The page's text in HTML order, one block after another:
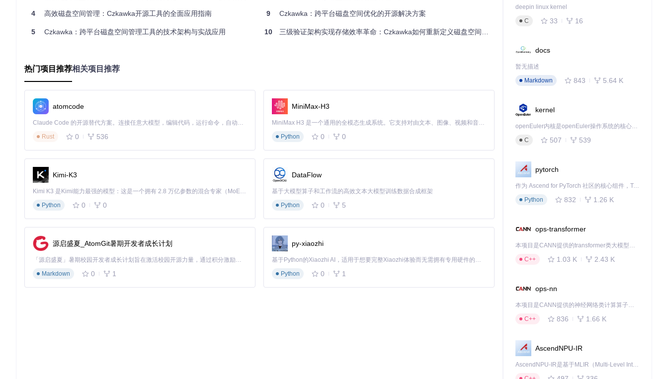
创新的"哈希级联"策略：先使用快速的xxHash进行初步筛选（速度达1.2GB/s），再对候选文件使用加密强度的Blake3算法（安全性与SHA-3相当，性能
图像领域：结合SIFT特征点检测与感知哈希，实现缩放、旋转、滤镜处理后的相似图片识别
音频领域：基于MFCC特征提取，识别不同格式、比特率的相似音乐片段
视频领域：抽取关键帧进行序列比对，识别镜头相似的视频片段
2.4 跨平台性能优化策略
技术指标
Linux优化方案
I/O调度
使用异步I/O模型 利用APFS文件系统特性
采用io_uring技术
内存管理
动态调整缓存池大小
典型性能
扫描速度1.1GB/s
专家提示：在机械硬盘环境下，启用"顺序读取优先"模式可将扫描速度提升40%，尤其适合影视素材等大文件场景。
思考问题：如何在保证识别准确率的前提下，进一步提升海量小文件（如文档、图片）的扫描性能？
三、实践操作：五阶段企业级清理流程
3.1 环境准备与系统配置
基础版配置（个人用户）：
# Ubuntu/Debian系统准备
4 高效磁盘空间管理：Czkawka开源工具的全面应用指南
5 Czkawka：跨平台磁盘空间管理工具的技术架构与实战应用
9 Czkawka：跨平台磁盘空间优化的开源解决方案
10 三级验证架构实现存储效率革命：Czkawka如何重新定义磁盘空间管理？
热门项目推荐相关项目推荐
atomcode
Claude Code 的开源替代方案。连接任意大模型，编辑代码，运行命令，自动验证 — 全自动执行。用 Rust 构建，极致性能。 ｜ An open-source alternative to Claude Code. Connect any LLM, edit code, run commands, and verify changes — autonomously. Built in Rust for speed. Get Started
Rust
0 536
MiniMax-H3
MiniMax H3 是一个通用的全模态生成系统。它支持对由文本、图像、视频和音频组成的多模态上下文进行统一理解，并能生成分辨率高达 2K、时长可达 15 秒的带原生立体声音频的视频。得益于面向任务泛化的系统设计，H3 在预训练阶段就已具备广泛的多模态上下文理解与生成能力，能够出色地执行复杂的多模态指令。
Python
0 0
Kimi-K3
Kimi K3 是Kimi能力最强的模型：这是一个拥有 2.8 万亿参数的混合专家（MoE）模型，具备原生视觉理解能力，并支持 100 万 token 的上下文窗口。
Python
0 0
DataFlow
基于大模型算子和工作流的高效文本大模型训练数据合成框架
Python
0 5
源启盛夏_AtomGit暑期开发者成长计划
「源启盛夏」暑期校园开发者成长计划旨在激活校园开源力量，通过积分激励、认证扶持、资源倾斜等形式，引导高校组织和开发者完成「入驻 — 建项目 — 做贡献 — 获认证 — 得资源」的完整闭环。无论你是想带领社团入驻平台的组织者，还是希望用代码贡献证明自己的开发者，都能在这里找到属于你的成长路径。
Markdown
0 1
py-xiaozhi
基于Python的Xiaozhi AI，适用于想要完整Xiaozhi体验而无需拥有专用硬件的用户。
Python
0 1
deepin linux kernel
C
33 16
docs
暂无描述
Markdown
843 5.64 K
kernel
openEuler内核是openEuler操作系统的核心，既是系统性能与稳定性的基石，也是连接处理器、设备与服务的桥梁。
C
507 539
pytorch
作为 Ascend for PyTorch 社区的核心组件，TorchNPU 是昇腾专为 PyTorch 打造的深度学习适配插件，使 PyTorch 框架能够直接调用昇腾 NPU，为开发者提供昇腾 AI 处理器的超强算力。
Python
832 1.26 K
ops-transformer
本项目是CANN提供的transformer类大模型算子库，实现网络在NPU上加速计算。
C++
1.03 K 2.43 K
ops-nn
本项目是CANN提供的神经网络类计算算子库，实现网络在NPU上加速计算。
C++
836 1.66 K
AscendNPU-IR
AscendNPU-IR是基于MLIR（Multi-Level Intermediate Representation）构建的，面向昇腾亲和算子编译时使用的中间表示，提供昇腾完备表达能力，通过编译优化提升昇腾AI处理器计算效率，支持通过生态框架使能昇腾AI处理器与深度调优